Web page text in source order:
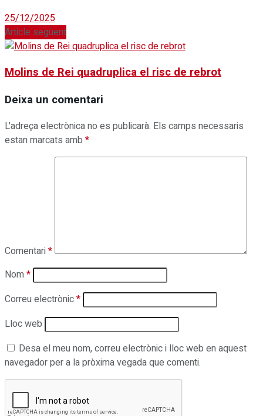
25/12/2025
Article següent
Molins de Rei quadruplica el risc de rebrot
Deixa un comentari
L'adreça electrònica no es publicarà. Els camps necessaris
estan marcats amb *
Comentari*
Nom*
Correu electrònic*
Lloc web
Desa el meu nom, correu electrònic i lloc web en aquest
navegador per a la pròxima vegada que comenti.